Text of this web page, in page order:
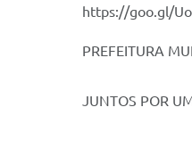
https://goo.gl/
PREFEITURA
JUNTOS POR